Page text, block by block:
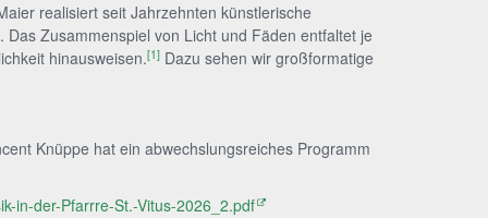
realisiert seit Jahrzehnten künstlerische
Zusammenspiel von Licht und Fäden entfaltet je
hinausweisen.[1] Dazu sehen wir großformatige
Knüppe hat ein abwechslungsreiches Programm
in-der-Pfarrre-St.-Vitus-2026_2.pdf